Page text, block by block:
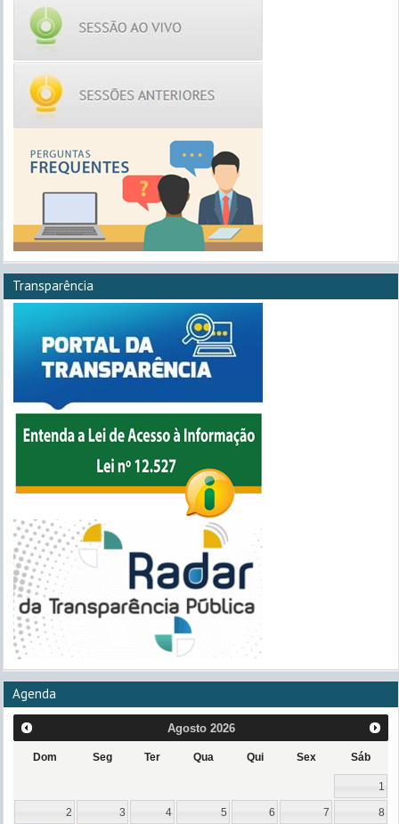
Transparência
Agenda
Agosto 2026
Dom Seg Ter Qua Qui Sex Sáb
1
2 3 4 5 6 7 8